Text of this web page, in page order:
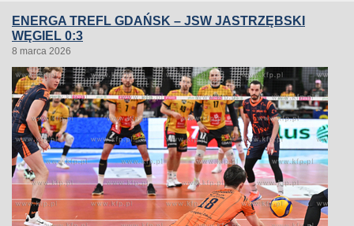
ENERGA TREFL GDAŃSK – JSW JASTRZĘBSKI
WĘGIEL 0:3
8 marca 2026